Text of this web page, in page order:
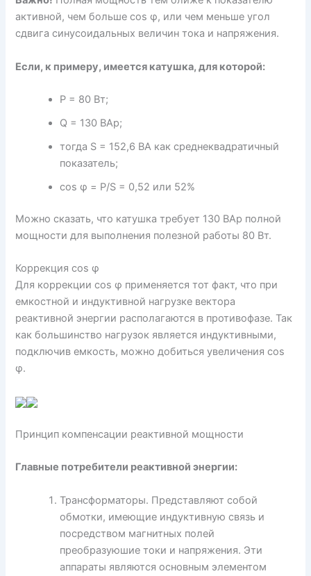
активной, чем больше cos φ, или чем меньше угол
сдвига синусоидальных величин тока и напряжения.
Если, к примеру, имеется катушка, для которой:
Р = 80 Вт;
Q = 130 ВАр;
тогда S = 152,6 BA как среднеквадратичный
показатель;
cos φ = P/S = 0,52 или 52%
Можно сказать, что катушка требует 130 ВАр полной
мощности для выполнения полезной работы 80 Вт.
Коррекция cos φ
Для коррекции cos φ применяется тот факт, что при
емкостной и индуктивной нагрузке вектора
реактивной энергии располагаются в противофазе. Так
как большинство нагрузок является индуктивными,
подключив емкость, можно добиться увеличения cos
φ.
Принцип компенсации реактивной мощности
Главные потребители реактивной энергии:
Трансформаторы. Представляют собой
обмотки, имеющие индуктивную связь и
посредством магнитных полей
преобразуюшие токи и напряжения. Эти
аппараты являются основным элементом